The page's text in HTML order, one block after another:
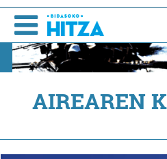
AIREAREN